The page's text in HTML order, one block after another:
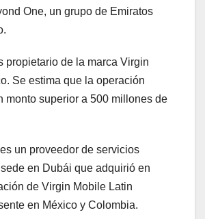
One, un grupo de Emiratos
propietario de la marca Virgin
Se estima que la operación
monto superior a 500 millones de
un proveedor de servicios
en Dubái que adquirió en
de Virgin Mobile Latin
en México y Colombia.